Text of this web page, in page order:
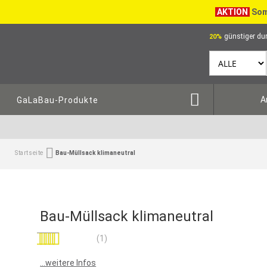
AKTION
20% günstiger
GaLaBau-Produkte
Startseite Bau-Müllsack klimaneutral
Bau-Müllsack klimaneutral
(1)
...weitere Infos